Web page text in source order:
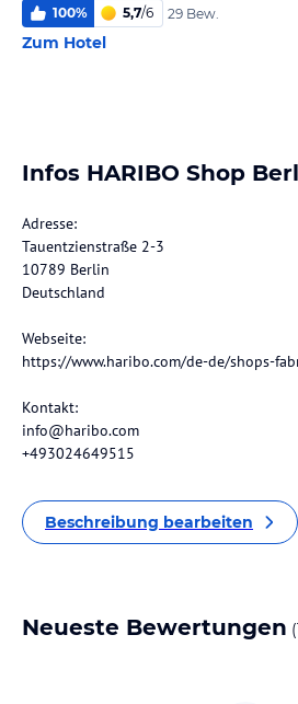
100% 5,7/6 29 Bew.
Zum Hotel
Infos HARIBO Shop
Adresse:
Tauentzienstraße 2-3
10789 Berlin
Deutschland
Webseite:
https://www.haribo.com/de-de/shops-
Kontakt:
info@haribo.com
+493024649515
Beschreibung bearbeiten
Neueste Bewertungen